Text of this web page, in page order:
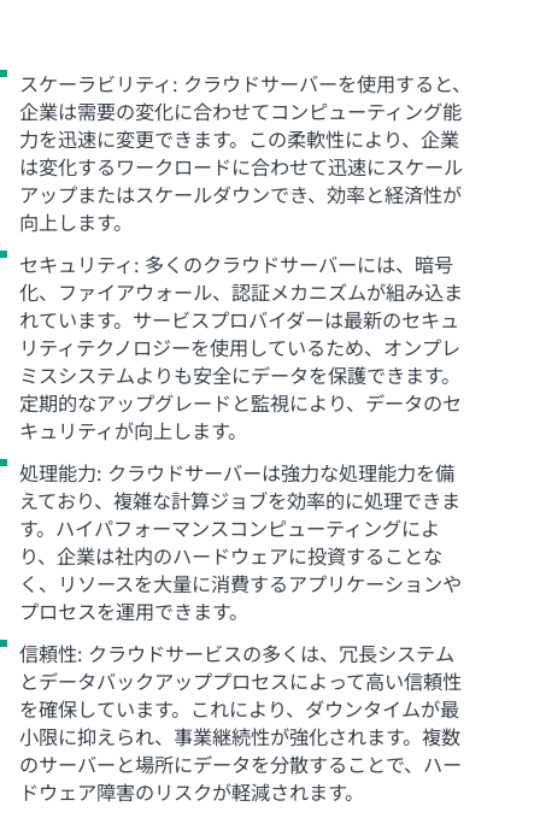
スケーラビリティ: クラウドサーバーを使用すると、
企業は需要の変化に合わせてコンピューティング能
力を迅速に変更できます。この柔軟性により、企業
は変化するワークロードに合わせて迅速にスケール
アップまたはスケールダウンでき、効率と経済性が
向上します。
セキュリティ: 多くのクラウドサーバーには、暗号
化、ファイアウォール、認証メカニズムが組み込ま
れています。サービスプロバイダーは最新のセキュ
リティテクノロジーを使用しているため、オンプレ
ミスシステムよりも安全にデータを保護できます。
定期的なアップグレードと監視により、データのセ
キュリティが向上します。
処理能力: クラウドサーバーは強力な処理能力を備
えており、複雑な計算ジョブを効率的に処理できま
す。ハイパフォーマンスコンピューティングによ
り、企業は社内のハードウェアに投資することな
く、リソースを大量に消費するアプリケーションや
プロセスを運用できます。
信頼性: クラウドサービスの多くは、冗長システム
とデータバックアッププロセスによって高い信頼性
を確保しています。これにより、ダウンタイムが最
小限に抑えられ、事業継続性が強化されます。複数
のサーバーと場所にデータを分散することで、ハー
ドウェア障害のリスクが軽減されます。